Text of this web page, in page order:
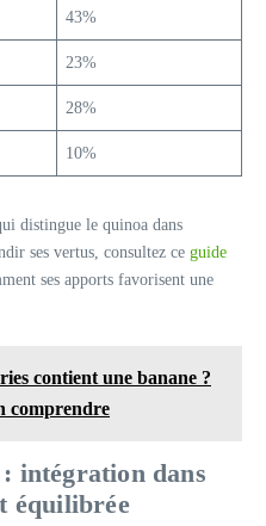
43%
23%
28%
10%
distingue le quinoa dans
ses vertus, consultez ce guide
ses apports favorisent une
contient une banane ?
comprendre
intégration dans
équilibrée